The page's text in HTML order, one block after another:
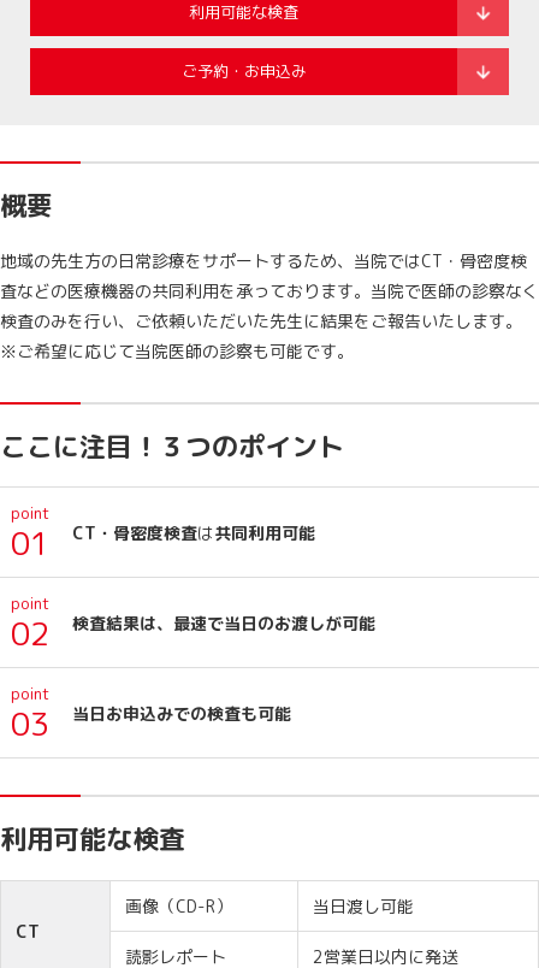
利用可能な検査
ご予約・お申込み
概要
地域の先生方の日常診療をサポートするため、当院ではCT・骨密度検
査などの医療機器の共同利用を承っております。当院で医師の診察なく
検査のみを行い、ご依頼いただいた先生に結果をご報告いたします。
※ご希望に応じて当院医師の診察も可能です。
ここに注目！３つのポイント
point
01 CT・骨密度検査は共同利用可能
point
02 検査結果は、最速で当日のお渡しが可能
point
03 当日お申込みでの検査も可能
利用可能な検査
CT
画像（CD-R） 当日渡し可能
読影レポート 2営業日以内に発送